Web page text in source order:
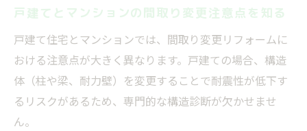
方
水回り移動や構造面で押さえる注意点集
リフォームで水回り移動時の構造チェック
ポイント
マンションリフォーム間取り変更での法規
戸建てとマンションの間取り変更注意点を知る
戸建て住宅とマンションでは、間取り変更リフォームに
おける注意点が大きく異なります。戸建ての場合、構造
体（柱や梁、耐力壁）を変更することで耐震性が低下す
るリスクがあるため、専門的な構造診断が欠かせませ
ん。